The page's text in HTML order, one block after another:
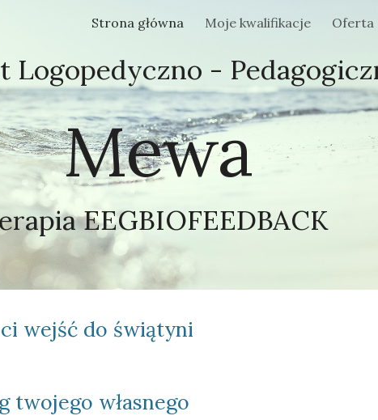
Skip to navigation
Strona główna Moje kwalifikacje Oferta
Logopedyczno -
Mewa
EEGBIOFEEDBACK
wejść do świątyni
twojego własnego